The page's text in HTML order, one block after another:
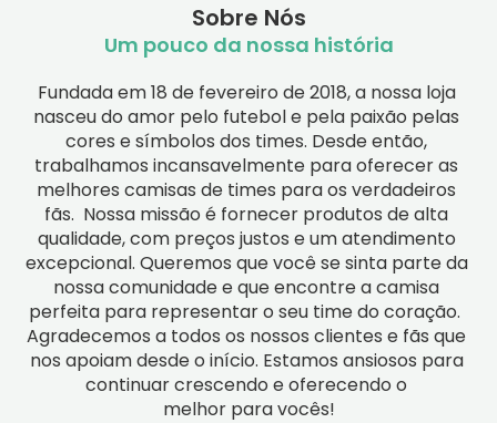
Sobre Nós
Um pouco da nossa história
Fundada em 18 de fevereiro de 2018, a nossa loja
nasceu do amor pelo futebol e pela paixão pelas
cores e símbolos dos times. Desde então,
trabalhamos incansavelmente para oferecer as
melhores camisas de times para os verdadeiros
fãs.  Nossa missão é fornecer produtos de alta
qualidade, com preços justos e um atendimento
excepcional. Queremos que você se sinta parte da
nossa comunidade e que encontre a camisa
perfeita para representar o seu time do coração.
Agradecemos a todos os nossos clientes e fãs que
nos apoiam desde o início. Estamos ansiosos para
continuar crescendo e oferecendo o
melhor para vocês!